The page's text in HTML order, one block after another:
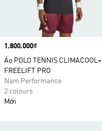
Price
1.800.000₫
Áo POLO TENNIS CLIMACOOL+
FREELIFT PRO
Nam Performance
2 colours
Mới